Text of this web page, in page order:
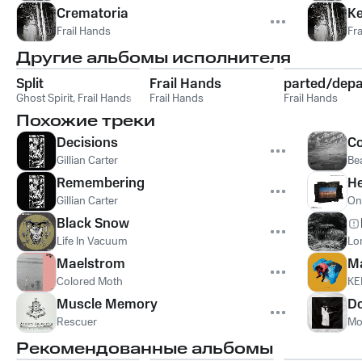
Crematoria
Frail Hands
Другие альбомы исполнителя
Split
Ghost Spirit, Frail Hands
Frail Hands
Frail Hands
parted/
Frail Hands
Похожие треки
Decisions
Gillian Carter
Remembering
Gillian Carter
Black Snow
Life In Vacuum
Maelstrom
Colored Moth
Muscle Memory
Rescuer
Рекомендованные альбомы